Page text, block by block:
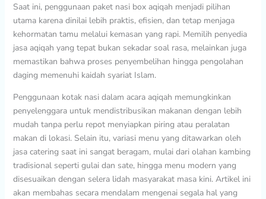
Saat ini, penggunaan paket nasi box aqiqah menjadi pilihan
utama karena dinilai lebih praktis, efisien, dan tetap menjaga
kehormatan tamu melalui kemasan yang rapi. Memilih penyedia
jasa aqiqah yang tepat bukan sekadar soal rasa, melainkan juga
memastikan bahwa proses penyembelihan hingga pengolahan
daging memenuhi kaidah syariat Islam.
Penggunaan kotak nasi dalam acara aqiqah memungkinkan
penyelenggara untuk mendistribusikan makanan dengan lebih
mudah tanpa perlu repot menyiapkan piring atau peralatan
makan di lokasi. Selain itu, variasi menu yang ditawarkan oleh
jasa catering saat ini sangat beragam, mulai dari olahan kambing
tradisional seperti gulai dan sate, hingga menu modern yang
disesuaikan dengan selera lidah masyarakat masa kini. Artikel ini
akan membahas secara mendalam mengenai segala hal yang